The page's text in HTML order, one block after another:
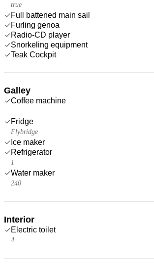
true
Full battened main sail
Furling genoa
Radio-CD player
Snorkeling equipment
Teak Cockpit
Galley
Coffee machine
Fridge
Flybridge
Ice maker
Refrigerator
1
Water maker
240
Interior
Electric toilet
4